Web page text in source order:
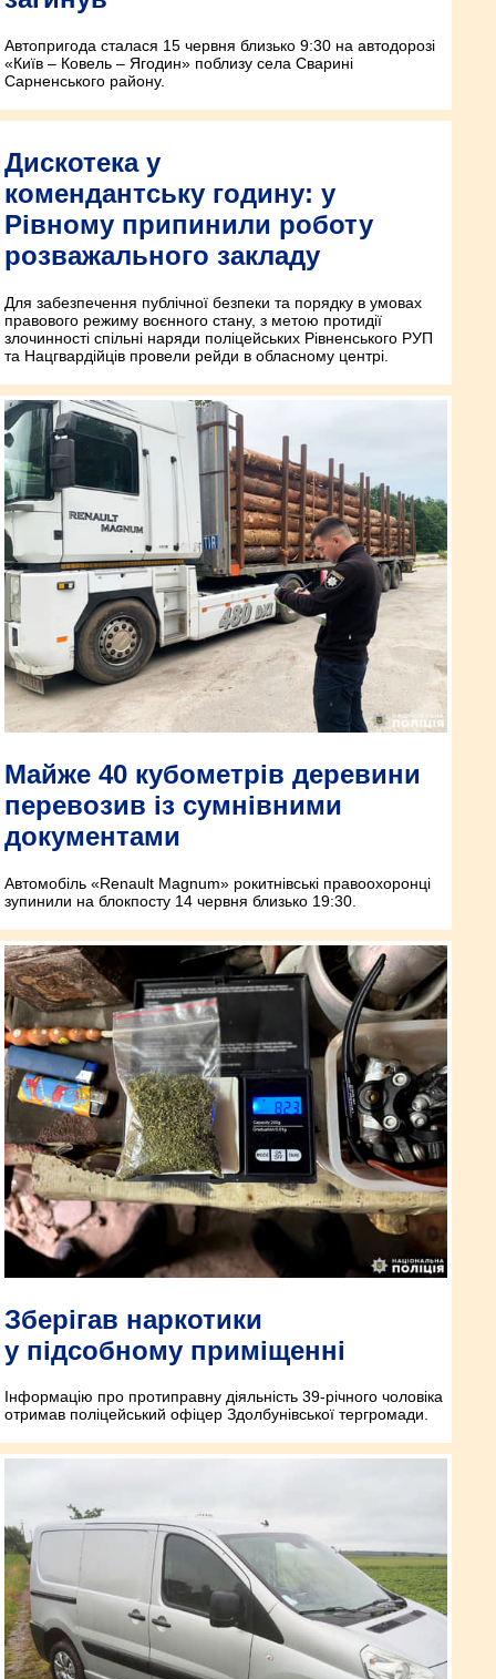
Автопригода сталася 15 червня близько 9:30 на автодорозі
«Київ – Ковель – Ягодин» поблизу села Сварині
Сарненського району.
Дискотека у
комендантську годину: у
Рівному припинили роботу
розважального закладу
Для забезпечення публічної безпеки та порядку в умовах
правового режиму воєнного стану, з метою протидії
злочинності спільні наряди поліцейських Рівненського РУП
та Нацгвардійців провели рейди в обласному центрі.
Майже 40 кубометрів деревини
перевозив із сумнівними
документами
Автомобіль «Renault Magnum» рокитнівські правоохоронці
зупинили на блокпосту 14 червня близько 19:30.
Зберігав наркотики
у підсобному приміщенні
Інформацію про протиправну діяльність 39-річного чоловіка
отримав поліцейський офіцер Здолбунівської тергромади.